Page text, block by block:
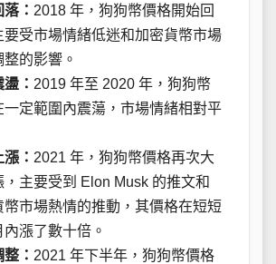
： 2018 年，狗狗幣價格開始回
要受市場情緒低迷和加密貨幣市場
的影響。
： 2019 年至 2020 年，狗狗幣
一定範圍內震蕩，市場情緒相對平
： 2021 年，狗狗幣價格再次大
，主要受到 Elon Musk 的推文和
幣市場熱情的推動，其價格在短短
漲了數十倍。
： 2021 年下半年，狗狗幣價格